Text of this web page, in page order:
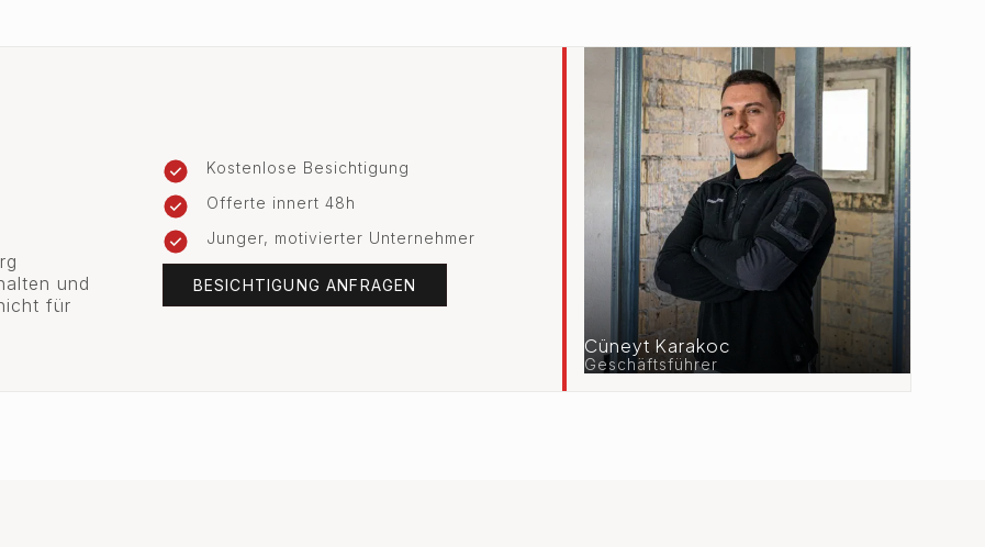
und
für
Kostenlose Besichtigung
Offerte innert 48h
Junger, motivierter Unternehmer
BESICHTIGUNG ANFRAGEN
Cüneyt Karakoc
Geschäftsführer